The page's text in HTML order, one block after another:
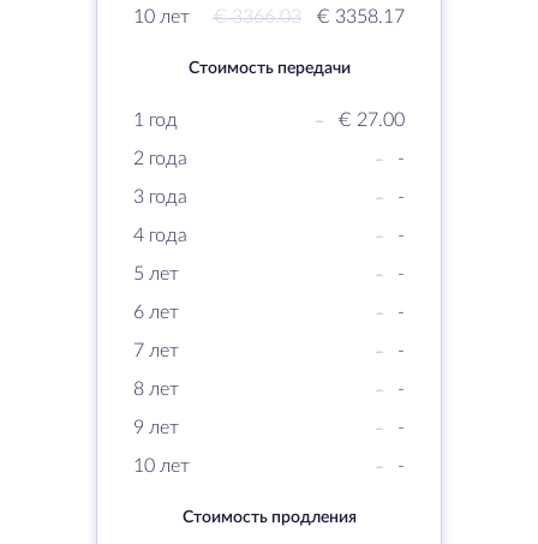
10 лет
€ 3366.03 € 3358.17
Стоимость передачи
1 год -
€ 27.00
2 года
-
-
3 года
-
-
4 года
-
-
5 лет
-
-
6 лет
-
-
7 лет
-
-
8 лет
-
-
9 лет
-
-
10 лет
- -
Стоимость продления